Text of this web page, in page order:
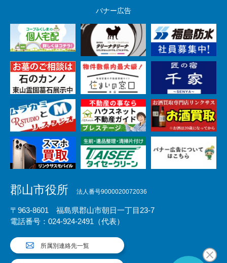
バナー広告
郡山市役所 法人番号9000020072036
〒963-8601 福島県郡山市朝日一丁目23-7
電話番号：024-924-2491（代表）
所属別連絡先一覧